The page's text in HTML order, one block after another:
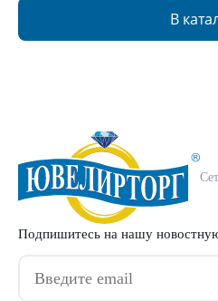
В
Подпишитесь на нашу